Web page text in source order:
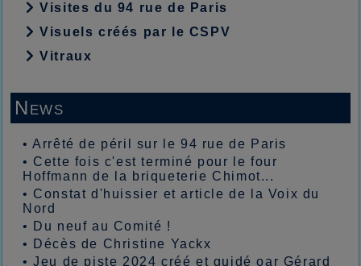
Visites du 94 rue de Paris
Visuels créés par le CSPV
Vitraux
News
•Arrêté de péril sur le 94 rue de Paris
• Cette fois c'est terminé pour le four
Hoffmann de la briqueterie Chimot...
• Constat d'huissier et article de la Voix du
Nord
•
Du neuf au Comité !
•
Décès de Christine Yackx
•Jeu de piste 2024 créé et guidé oar Gérard